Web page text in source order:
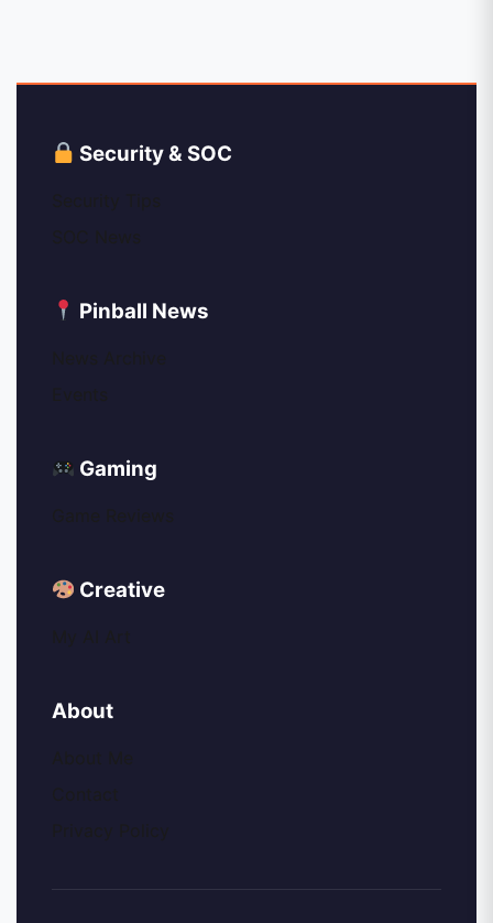
Security & SOC
Pinball News
Gaming
Creative
About